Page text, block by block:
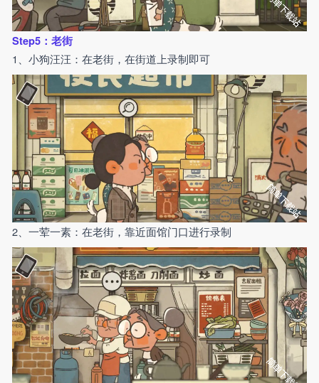
Step5：老街
1、小狗汪汪：在老街，在街道上录制即可
2、一荤一素：在老街，靠近面馆门口进行录制